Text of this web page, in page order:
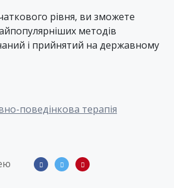
рівня, ви зможете
методів
і прийнятий на державному
поведінкова терапія